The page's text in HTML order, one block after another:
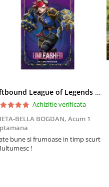
Riftbound League of Legends TCG Unleashed Booster Pack 14 Carti
Achizitie verificata
BELLA BOGDAN, Acum 1
bune si frumoase in timp scurt
!